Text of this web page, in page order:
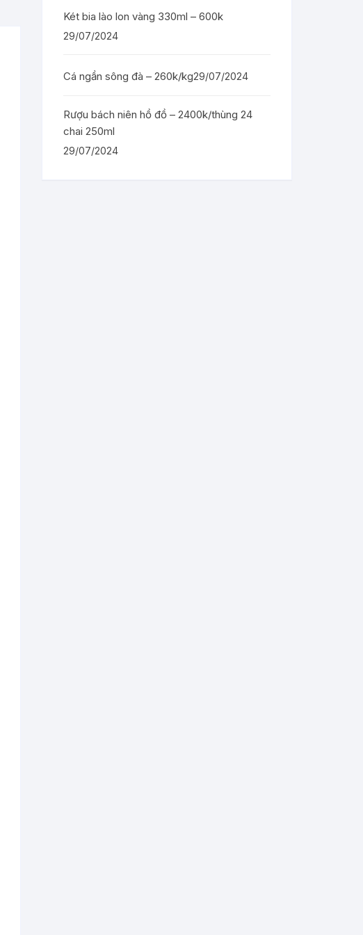
Két bia lào lon vàng 330ml – 600k
29/07/2024
Cá ngần sông đà – 260k/kg29/07/2024
Rượu bách niên hồ đồ – 2400k/thùng 24
chai 250ml
29/07/2024